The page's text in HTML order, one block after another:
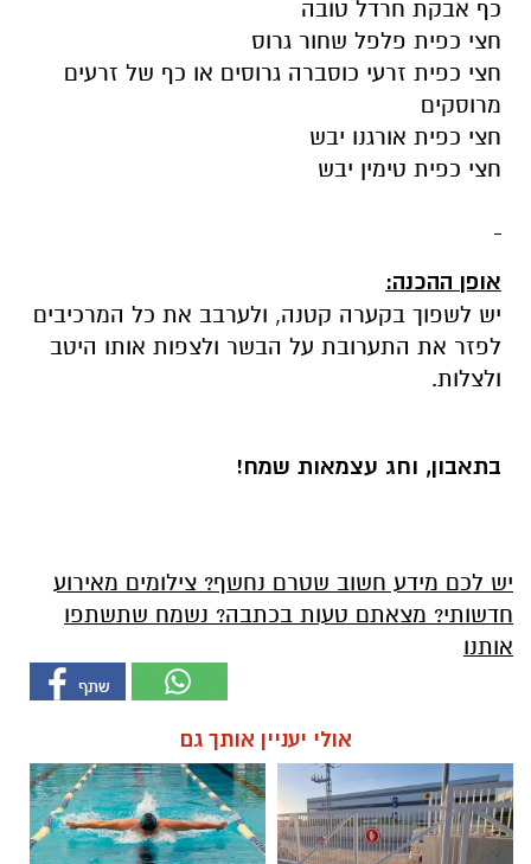
כף אבקת חרדל טובה
חצי כפית פלפל שחור גרוס
חצי כפית זרעי כוסברה גרוסים או כף של זרעים
מרוסקים
חצי כפית אורגנו יבש
חצי כפית טימין יבש
אופן ההכנה:
יש לשפוך בקערה קטנה, ולערבב את כל המרכיבים
לפזר את התערובת על הבשר ולצפות אותו היטב
ולצלות.
בתאבון, וחג עצמאות שמח!
יש לכם מידע חשוב שטרם נחשף? צילומים מאירוע
חדשותי? מצאתם טעות בכתבה? נשמח שתשתפו
אותנו
אולי יעניין אותך גם